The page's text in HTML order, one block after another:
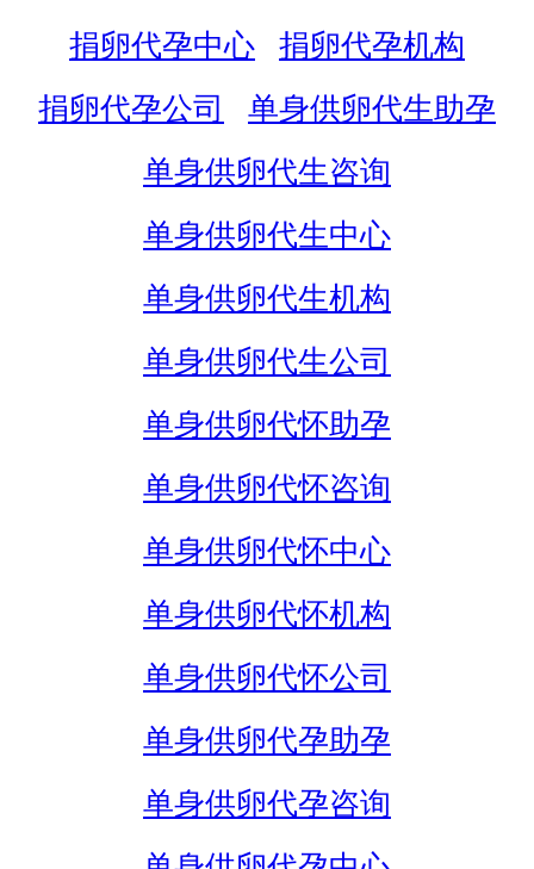
捐卵代孕中心
捐卵代孕机构
捐卵代孕公司
单身供卵代生助孕
单身供卵代生咨询
单身供卵代生中心
单身供卵代生机构
单身供卵代生公司
单身供卵代怀助孕
单身供卵代怀咨询
单身供卵代怀中心
单身供卵代怀机构
单身供卵代怀公司
单身供卵代孕助孕
单身供卵代孕咨询